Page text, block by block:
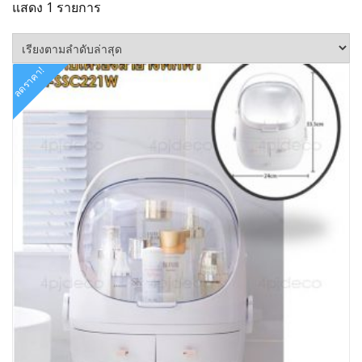
แสดง 1 รายการ
ลดราคา!